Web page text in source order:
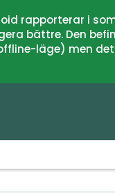
rapporterar i
bättre. Den
läge) men